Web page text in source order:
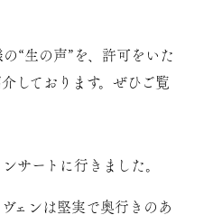
“生の声”を、許可をいた
しております。ぜひご覧
サートに行きました。
ェンは堅実で奥行きのあ